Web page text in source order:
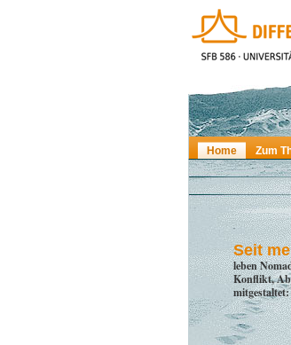
Home Zum
Seit
leben
Konflikt,